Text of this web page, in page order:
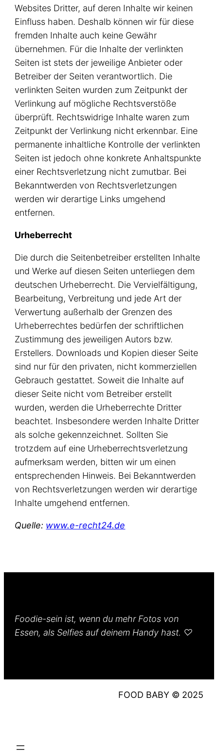
Websites Dritter, auf deren Inhalte wir keinen
Einfluss haben. Deshalb können wir für diese
fremden Inhalte auch keine Gewähr
übernehmen. Für die Inhalte der verlinkten
Seiten ist stets der jeweilige Anbieter oder
Betreiber der Seiten verantwortlich. Die
verlinkten Seiten wurden zum Zeitpunkt der
Verlinkung auf mögliche Rechtsverstöße
überprüft. Rechtswidrige Inhalte waren zum
Zeitpunkt der Verlinkung nicht erkennbar. Eine
permanente inhaltliche Kontrolle der verlinkten
Seiten ist jedoch ohne konkrete Anhaltspunkte
einer Rechtsverletzung nicht zumutbar. Bei
Bekanntwerden von Rechtsverletzungen
werden wir derartige Links umgehend
entfernen.
Urheberrecht
Die durch die Seitenbetreiber erstellten Inhalte
und Werke auf diesen Seiten unterliegen dem
deutschen Urheberrecht. Die Vervielfältigung,
Bearbeitung, Verbreitung und jede Art der
Verwertung außerhalb der Grenzen des
Urheberrechtes bedürfen der schriftlichen
Zustimmung des jeweiligen Autors bzw.
Erstellers. Downloads und Kopien dieser Seite
sind nur für den privaten, nicht kommerziellen
Gebrauch gestattet. Soweit die Inhalte auf
dieser Seite nicht vom Betreiber erstellt
wurden, werden die Urheberrechte Dritter
beachtet. Insbesondere werden Inhalte Dritter
als solche gekennzeichnet. Sollten Sie
trotzdem auf eine Urheberrechtsverletzung
aufmerksam werden, bitten wir um einen
entsprechenden Hinweis. Bei Bekanntwerden
von Rechtsverletzungen werden wir derartige
Inhalte umgehend entfernen.
Quelle: www.e-recht24.de
Foodie-sein ist, wenn du mehr Fotos von
Essen, als Selfies auf deinem Handy hast. ♡
FOOD BABY © 2025